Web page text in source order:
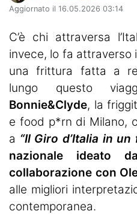
Aggiornato il 16.05.2026 03:14
C’è chi attraversa
invece, lo fa attraverso
una frittura fatta a
lungo questo
Bonnie&Clyde, la
e food p*rn di Milano,
a “Il Giro d’Italia in
nazionale ideato da
collaborazione con
alle migliori
contemporanea.